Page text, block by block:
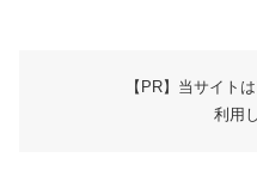
【PR】当サイト
利用